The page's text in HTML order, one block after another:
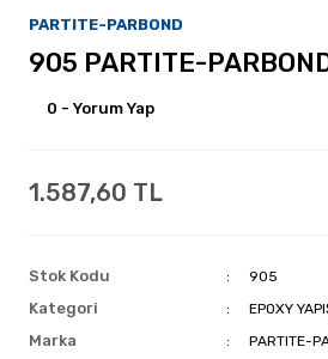
PARTITE-PARBOND
905 PARTITE-
0 - Yorum Yap
1.587,60 TL
Stok Kodu 905
Kategori EPOXY
Marka PARTITE-